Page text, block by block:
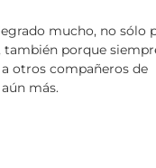
mucho, no sólo
también porque
otros compañeros de
más.